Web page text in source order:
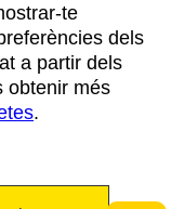
te
dels
a partir dels
obtenir més
.